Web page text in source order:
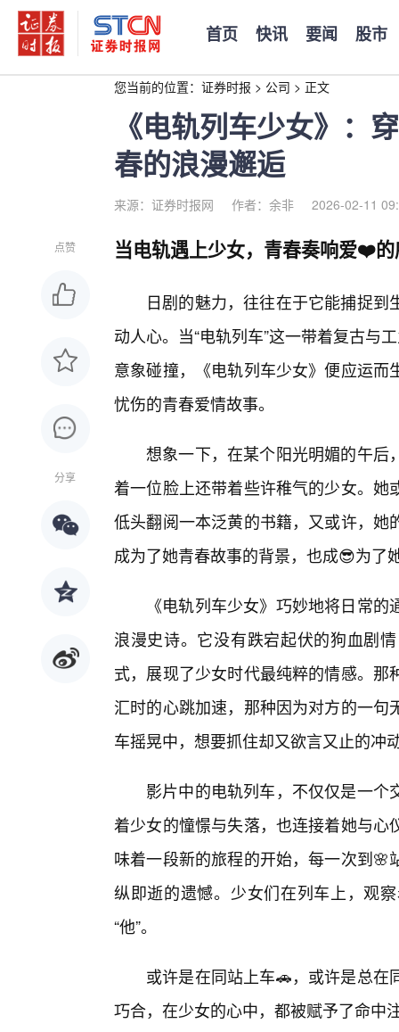
首页 快讯 要闻 股市
您当前的位置： 证券时报 > 公司 > 正文
《电轨列车少女》：
春的浪漫邂逅
来源：证券时报网 作者：余非 2026-02-11
点赞
分享
当电轨遇上少女，青春奏响爱❤️
日剧的魅力，往往在于它能捕捉
动人心。当“电轨列车”这一带着复古与
意象碰撞，《电轨列车少女》便应运
忧伤的青春爱情故事。
想象一下，在某个阳光明媚的午后
着一位脸上还带着些许稚气的少女。
低头翻阅一本泛黄的书籍，又或许，
成为了她青春故事的背景，也成😎为了
《电轨列车少女》巧妙地将日常
浪漫史诗。它没有跌宕起伏的狗血剧
式，展现了少女时代最纯粹的情感。
汇时的心跳加速，那种因为对方的一
车摇晃中，想要抓住却又欲言又止的冲
影片中的电轨列车，不仅仅是一
着少女的憧憬与失落，也连接着她与
味着一段新的旅程的开始，每一次到
纵即逝的遗憾。少女们在列车上，观
“他”。
或许是在同站上车🚗，或许是总
巧合，在少女的心中，都被赋予了命中